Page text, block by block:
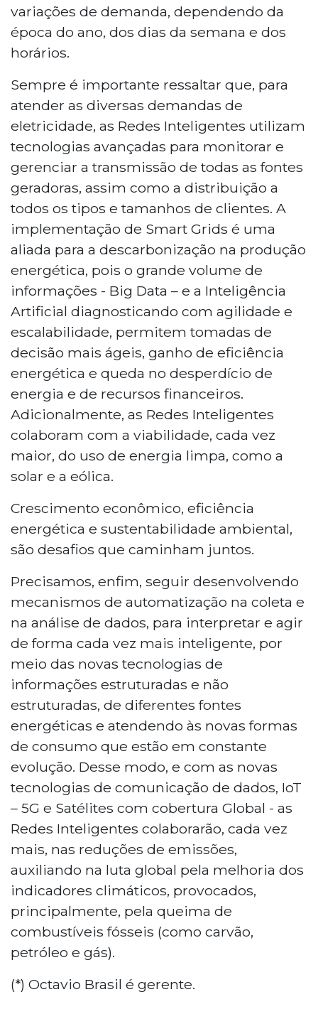
variações de demanda, dependendo da
época do ano, dos dias da semana e dos
horários.
Sempre é importante ressaltar que, para
atender as diversas demandas de
eletricidade, as Redes Inteligentes utilizam
tecnologias avançadas para monitorar e
gerenciar a transmissão de todas as fontes
geradoras, assim como a distribuição a
todos os tipos e tamanhos de clientes. A
implementação de Smart Grids é uma
aliada para a descarbonização na produção
energética, pois o grande volume de
informações - Big Data – e a Inteligência
Artificial diagnosticando com agilidade e
escalabilidade, permitem tomadas de
decisão mais ágeis, ganho de eficiência
energética e queda no desperdício de
energia e de recursos financeiros.
Adicionalmente, as Redes Inteligentes
colaboram com a viabilidade, cada vez
maior, do uso de energia limpa, como a
solar e a eólica.
Crescimento econômico, eficiência
energética e sustentabilidade ambiental,
são desafios que caminham juntos.
Precisamos, enfim, seguir desenvolvendo
mecanismos de automatização na coleta e
na análise de dados, para interpretar e agir
de forma cada vez mais inteligente, por
meio das novas tecnologias de
informações estruturadas e não
estruturadas, de diferentes fontes
energéticas e atendendo às novas formas
de consumo que estão em constante
evolução. Desse modo, e com as novas
tecnologias de comunicação de dados, IoT
– 5G e Satélites com cobertura Global - as
Redes Inteligentes colaborarão, cada vez
mais, nas reduções de emissões,
auxiliando na luta global pela melhoria dos
indicadores climáticos, provocados,
principalmente, pela queima de
combustíveis fósseis (como carvão,
petróleo e gás).
(*) Octavio Brasil é gerente.